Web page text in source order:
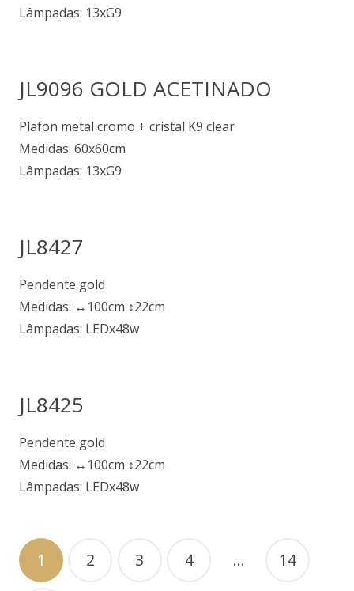
Lâmpadas: 13xG9
JL9096 GOLD ACETINADO
Plafon metal cromo + cristal K9 clear
Medidas: 60x60cm
Lâmpadas: 13xG9
JL8427
Pendente gold
Medidas: ↔100cm ↕22cm
Lâmpadas: LEDx48w
JL8425
Pendente gold
Medidas: ↔100cm ↕22cm
Lâmpadas: LEDx48w
1 2 3 4 … 14